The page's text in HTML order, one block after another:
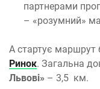
партнерами
– «розумний»
А стартує маршрут
Ринок. Загальна
Львові» – 3,5 км.